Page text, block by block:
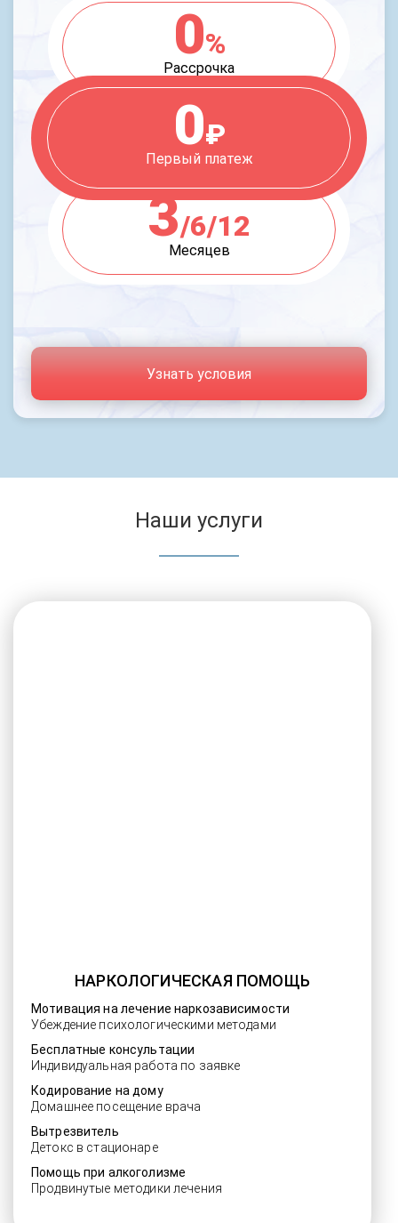
0%
Рассрочка
0₽
Первый платеж
3/6/12
Месяцев
Узнать условия
Наши услуги
НАРКОЛОГИЧЕСКАЯ ПОМОЩЬ
Мотивация на лечение наркозависимости
Убеждение психологическими методами
Бесплатные консультации
Индивидуальная работа по заявке
Кодирование на дому
Домашнее посещение врача
Вытрезвитель
Детокс в стационаре
Помощь при алкоголизме
Продвинутые методики лечения